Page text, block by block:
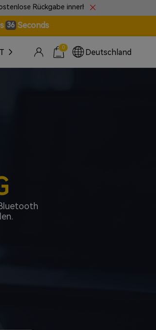
von 30 Tagen.
34 Seconds
0
Deutschland